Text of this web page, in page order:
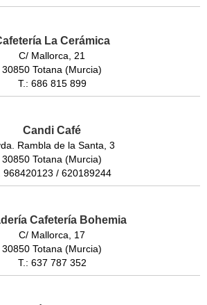
La Cerámica
C/ Mallorca, 21
30850 Totana (Murcia)
T.: 686 815 899
Candi Café
Rambla de la Santa, 3
30850 Totana (Murcia)
968420123 / 620189244
Cafetería Bohemia
C/ Mallorca, 17
30850 Totana (Murcia)
T.: 637 787 352